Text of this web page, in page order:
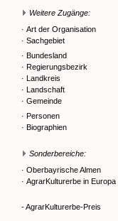
Weitere Zugänge:
· Art der Organisation
· Sachgebiet
· Bundesland
· Regierungsbezirk
· Landkreis
· Landschaft
· Gemeinde
· Personen
· Biographien
Sonderbereiche:
· Oberbayrische Almen
· AgrarKulturerbe in Europa
- AgrarKulturerbe-Preis